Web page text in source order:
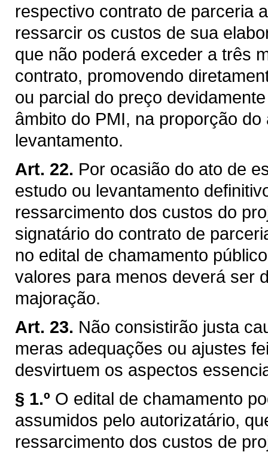
respectivo contrato de parceria
ressarcir os custos de sua
que não poderá exceder a três
contrato, promovendo
ou parcial do preço
âmbito do PMI, na proporção
levantamento.
Art. 22. Por ocasião do ato de
estudo ou levantamento
ressarcimento dos custos do
signatário do contrato de
no edital de chamamento
valores para menos deverá ser
majoração.
Art. 23. Não consistirão justa
meras adequações ou ajustes
desvirtuem os aspectos
§ 1.º O edital de chamamento
assumidos pelo autorizatário,
ressarcimento dos custos de